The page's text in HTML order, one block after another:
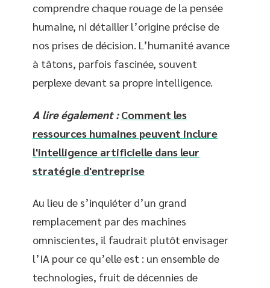
comprendre chaque rouage de la pensée
humaine, ni détailler l’origine précise de
nos prises de décision. L’humanité avance
à tâtons, parfois fascinée, souvent
perplexe devant sa propre intelligence.
A lire également : Comment les
ressources humaines peuvent inclure
l'intelligence artificielle dans leur
stratégie d'entreprise
Au lieu de s’inquiéter d’un grand
remplacement par des machines
omniscientes, il faudrait plutôt envisager
l’IA pour ce qu’elle est : un ensemble de
technologies, fruit de décennies de